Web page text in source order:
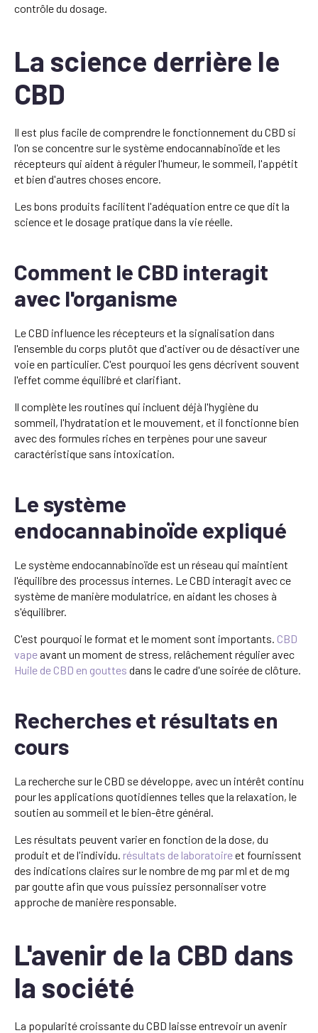
contrôle du dosage.
La science derrière le
CBD
Il est plus facile de comprendre le fonctionnement du CBD si
l'on se concentre sur le système endocannabinoïde et les
récepteurs qui aident à réguler l'humeur, le sommeil, l'appétit
et bien d'autres choses encore.
Les bons produits facilitent l'adéquation entre ce que dit la
science et le dosage pratique dans la vie réelle.
Comment le CBD interagit
avec l'organisme
Le CBD influence les récepteurs et la signalisation dans
l'ensemble du corps plutôt que d'activer ou de désactiver une
voie en particulier. C'est pourquoi les gens décrivent souvent
l'effet comme équilibré et clarifiant.
Il complète les routines qui incluent déjà l'hygiène du
sommeil, l'hydratation et le mouvement, et il fonctionne bien
avec des formules riches en terpènes pour une saveur
caractéristique sans intoxication.
Le système
endocannabinoïde expliqué
Le système endocannabinoïde est un réseau qui maintient
l'équilibre des processus internes. Le CBD interagit avec ce
système de manière modulatrice, en aidant les choses à
s'équilibrer.
C'est pourquoi le format et le moment sont importants. CBD
vapeavant un moment de stress, relâchement régulier avec
Huile de CBD en gouttes dans le cadre d'une soirée de clôture.
Recherches et résultats en
cours
La recherche sur le CBD se développe, avec un intérêt continu
pour les applications quotidiennes telles que la relaxation, le
soutien au sommeil et le bien-être général.
Les résultats peuvent varier en fonction de la dose, du
produit et de l'individu. résultats de laboratoireet fournissent
des indications claires sur le nombre de mg par ml et de mg
par goutte afin que vous puissiez personnaliser votre
approche de manière responsable.
L'avenir de la CBD dans
la société
La popularité croissante du CBD laisse entrevoir un avenir